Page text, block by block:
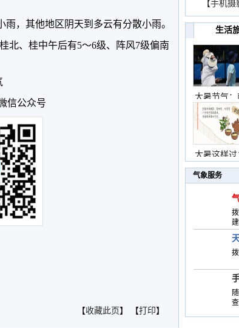
，其他地区阴天到多云有分散小雨。
北、桂中午后有5～6级、阵风7级偏南
信公众号
【收藏此页 】 【打印】
【手机
生活
大暑节气：
大暑这样过
气象服务